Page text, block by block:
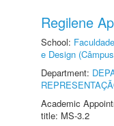
Regilene
School:
e Design
Department:
Academic
title: MS-3.2